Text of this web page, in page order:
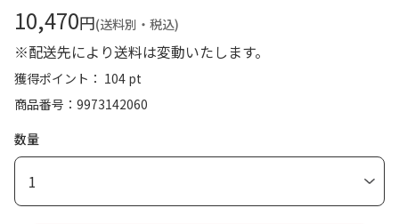
10,470円(送料別・税込)
※配送先により送料は変動いたします。
獲得ポイント： 104 pt
商品番号
9973142060
数量
1